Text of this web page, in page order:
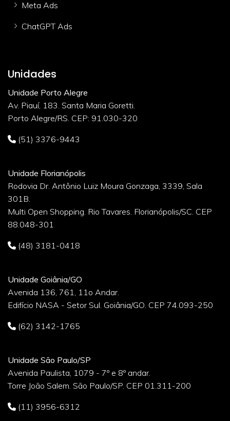
Meta Ads
ChatGPT Ads
Unidades
Unidade Porto Alegre
Av. Piauí, 183. Santa Maria Goretti.
Porto Alegre/RS. CEP: 91.030-320
(51) 3376-9443
Unidade Florianópolis
Rodovia Dr. Antônio Luiz Moura Gonzaga, 3339, Sala
301B.
Multi Open Shopping. Rio Tavares. Florianópolis/SC. CEP
88.048-301
(48) 3181-0418
Unidade Goiânia/GO
Avenida 136, 761, 11o Andar.
Edifício NASA - Setor Sul. Goiânia/GO. CEP 74.093-250
(62) 3142-1765
Unidade São Paulo/SP
Avenida Paulista, 1079 - 7º e 8º andar.
Torre João Salem. São Paulo/SP. CEP 01.311-200
(11) 3956-6312